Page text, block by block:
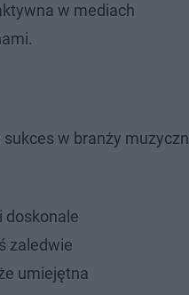
w mediach
w branży
doskonale
zaledwie
umiejętna